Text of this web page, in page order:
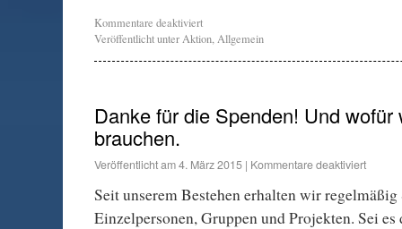
Kommentare deaktiviert
Veröffentlicht unterAktion,Allgemein
Danke für die Spenden! Und wofür
brauchen.
Veröffentlicht am4. März 2015 | Kommentare deaktiviert
Seit unserem Bestehen erhalten wir regelmäßig
Einzelpersonen, Gruppen und Projekten. Sei